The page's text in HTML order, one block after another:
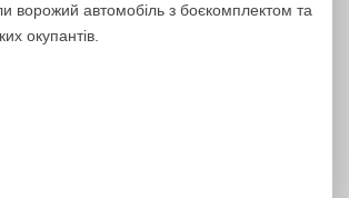
ворожий автомобіль з боєкомплектом та
окупантів.